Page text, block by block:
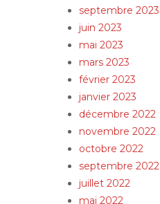
septembre 2023
juin 2023
mai 2023
mars 2023
février 2023
janvier 2023
décembre 2022
novembre 2022
octobre 2022
septembre 2022
juillet 2022
mai 2022